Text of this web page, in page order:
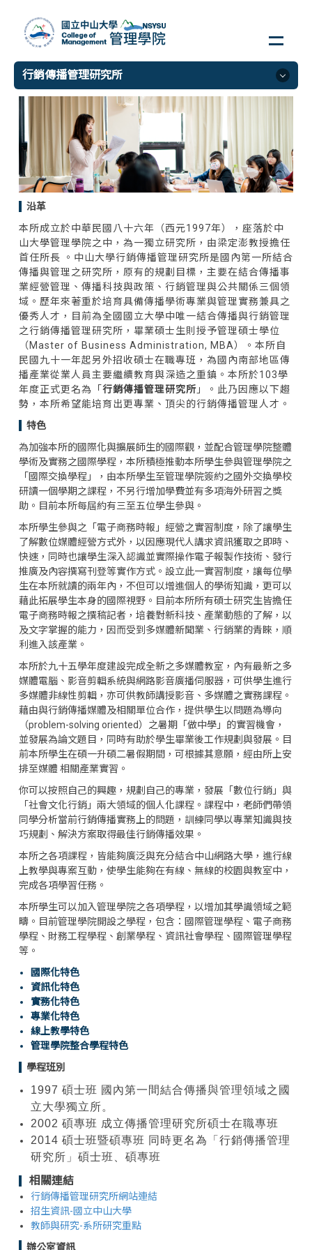
要
行銷傳播管理研究所
行銷傳播管理研究所
簡介
碩士班
碩士在職專班
行銷傳播管理研究所網站連結
沿革
本所成立於中華民國八十六年（西元1997年），座落於中
山大學管理學院之中，為一獨立研究所，由梁定澎教授擔任
首任所長 。中山大學行銷傳播管理研究所是國內第一所結合
傳播與管理之研究所，原有的規劃目標，主要在結合傳播事
業經營管理、傳播科技與政策、行銷管理與公共關係三個領
域。歷年來著重於培育具備傳播學術專業與管理實務兼具之
優秀人才，目前為全國國立大學中唯一結合傳播與行銷管理
之行銷傳播管理研究所，畢業碩士生則授予管理碩士學位
（Master of Business Administration, MBA）。本所自
民國九十一年起另外招收碩士在職專班，為國內南部地區傳
播產業從業人員主要繼續教育與深造之重鎮。本所於103學
年度正式更名為「 行銷傳播管理研究所 」。此乃因應以下趨
勢，本所希望能培育出更專業、頂尖的行銷傳播管理人才。
特色
為加強本所的國際化與擴展師生的國際觀，並配合管理學院整體
學術及實務之國際學程，本所積極推動本所學生參與管理學院之
「國際交換學程」，由本所學生至管理學院簽約之國外交換學校
研讀一個學期之課程，不另行增加學費並有多項海外研習之獎
助。目前本所每屆約有三至五位學生參與。
本所學生參與之「電子商務時報」經營之實習制度，除了讓學生
了解數位媒體經營方式外，以因應現代人講求資訊獲取之即時、
快速，同時也讓學生深入認識並實際操作電子報製作技術、發行
推廣及內容撰寫刊登等實作方式。設立此一實習制度，讓每位學
生在本所就讀的兩年內，不但可以增進個人的學術知識，更可以
藉此拓展學生本身的國際視野。目前本所所有碩士研究生皆擔任
電子商務時報之撰稿記者，培養對新科技、產業動態的了解，以
及文字掌握的能力，因而受到多媒體新聞業、行銷業的青睞，順
利進入該產業。
本所於九十五學年度建設完成全新之多媒體教室，內有最新之多
媒體電腦、影音剪輯系統與網路影音廣播伺服器，可供學生進行
多媒體非線性剪輯，亦可供教師講授影音、多媒體之實務課程。
藉由與行銷傳播媒體及相關單位合作，提供學生以問題為導向
（problem-solving oriented）之暑期「做中學」的實習機會，
並發展為論文題目，同時有助於學生畢業後工作規劃與發展。目
前本所學生在碩一升碩二暑假期間，可根據其意願，經由所上安
排至媒體 相關產業實習。
你可以按照自己的興趣，規劃自己的專業，發展「數位行銷」與
「社會文化行銷」兩大領域的個人化課程。課程中，老師們帶領
同學分析當前行銷傳播實務上的問題，訓練同學以專業知識與技
巧規劃、解決方案取得最佳行銷傳播效果。
本所之各項課程，皆能夠廣泛與充分結合中山網路大學，進行線
上教學與專案互動，使學生能夠在有線、無線的校園與教室中，
完成各項學習任務。
本所學生可以加入管理學院之各項學程，以增加其學識領域之範
疇。目前管理學院開設之學程，包含：國際管理學程、電子商務
學程、財務工程學程、創業學程、資訊社會學程、國際管理學程
等。
國際化特色
資訊化特色
實務化特色
專業化特色
線上教學特色
管理學院整合學程特色
學程班別
1997 碩士班 國內第一間結合傳播與管理領域之國
立大學獨立所。
2002 碩專班 成立傳播管理研究所碩士在職專班
2014 碩士班暨碩專班 同時更名為「行銷傳播管理
研究所」碩士班、碩專班
相關連結
行銷傳播管理研究所網站連結
招生資訊-國立中山大學
教師與研究-系所研究重點
辦公室資訊